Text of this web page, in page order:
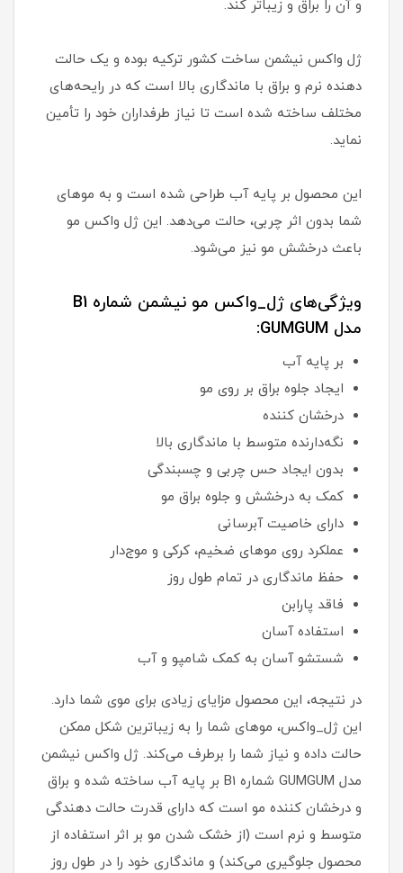
و آن را براق و زیباتر کند.
ژل واکس نیشمن ساخت کشور ترکیه بوده و یک حالت
دهنده نرم و براق با ماندگاری بالا است که در رایحه‌های
مختلف ساخته شده است تا نیاز طرفداران خود را تأمین
نماید.
این محصول بر پایه آب طراحی شده است و به موهای
شما بدون اثر چربی، حالت می‌دهد. این ژل واکس مو
باعث درخشش مو نیز می‌شود.
ویژگی‌های ژل_واکس مو نیشمن شماره B1
مدل GUMGUM:
بر پایه آب
ایجاد جلوه براق بر روی مو
درخشان کننده
نگه‌دارنده متوسط با ماندگاری بالا
بدون ایجاد حس چربی و چسبندگی
کمک به درخشش و جلوه براق مو
دارای خاصیت آبرسانی
عملکرد روی موهای ضخیم، کرکی و موج‌دار
حفظ ماندگاری در تمام طول روز
فاقد پارابن
استفاده آسان
شستشو آسان به کمک شامپو و آب
در نتیجه، این محصول مزایای زیادی برای موی شما دارد.
این ژل_واکس، موهای شما را به زیباترین شکل ممکن
حالت داده و نیاز شما را برطرف می‌کند. ژل واکس نیشمن
مدل GUMGUM شماره B1 بر پایه آب ساخته شده و براق
و درخشان کننده مو است که دارای قدرت حالت دهندگی
متوسط و نرم است (از خشک شدن مو بر اثر استفاده از
محصول جلوگیری می‌کند) و ماندگاری خود را در طول روز